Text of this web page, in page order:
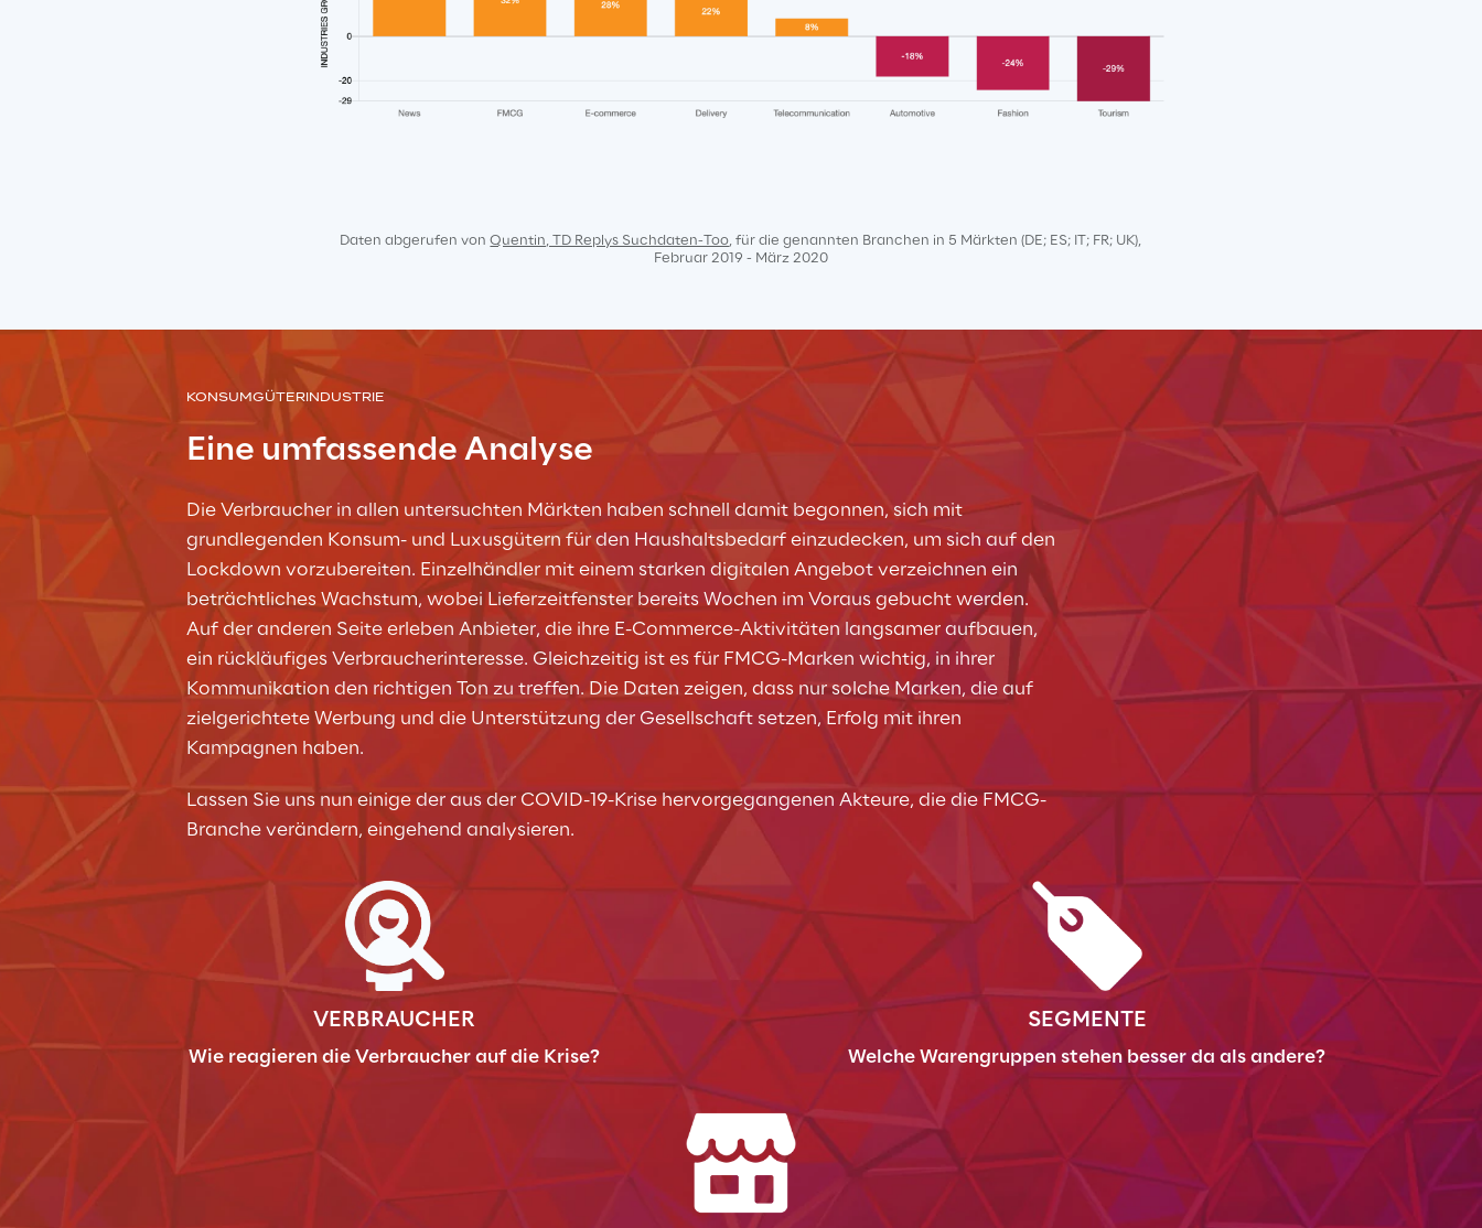
Daten abgerufen von Quentin, TD Replys Suchdaten-Too , für die genannten Branchen in 5 Märkten (DE; ES; IT; FR; UK),
Februar 2019 - März 2020
KONSUMGÜTERINDUSTRIE
Eine umfassende Analyse
Die Verbraucher in allen untersuchten Märkten haben schnell damit begonnen, sich mit
grundlegenden Konsum- und Luxusgütern für den Haushaltsbedarf einzudecken, um sich auf den
Lockdown vorzubereiten. Einzelhändler mit einem starken digitalen Angebot verzeichnen ein
beträchtliches Wachstum, wobei Lieferzeitfenster bereits Wochen im Voraus gebucht werden.
Auf der anderen Seite erleben Anbieter, die ihre E-Commerce-Aktivitäten langsamer aufbauen,
ein rückläufiges Verbraucherinteresse. Gleichzeitig ist es für FMCG-Marken wichtig, in ihrer
Kommunikation den richtigen Ton zu treffen. Die Daten zeigen, dass nur solche Marken, die auf
zielgerichtete Werbung und die Unterstützung der Gesellschaft setzen, Erfolg mit ihren
Kampagnen haben.
Lassen Sie uns nun einige der aus der COVID-19-Krise hervorgegangenen Akteure, die die FMCG-
Branche verändern, eingehend analysieren.
VERBRAUCHER
Wie reagieren die Verbraucher auf die Krise?
SEGMENTE
Welche Warengruppen stehen besser da als andere?